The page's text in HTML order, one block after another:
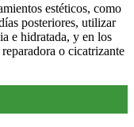
estéticos, como
posteriores, utilizar
e hidratada, y en los
o cicatrizante